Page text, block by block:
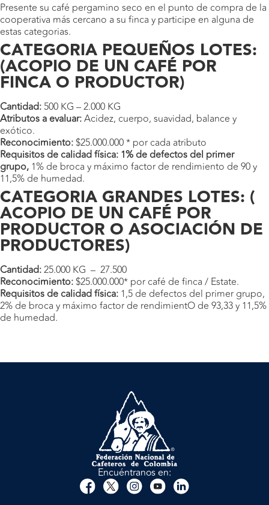
Presente su café pergamino seco en el punto de compra de la
cooperativa más cercano a su finca y participe en alguna de
estas categorias.
CATEGORIA PEQUEÑOS LOTES:
(ACOPIO DE UN CAFÉ POR
FINCA O PRODUCTOR)
Cantidad: 500 KG – 2.000 KG
Atributos a evaluar:Acidez, cuerpo, suavidad, balance y
exótico.
Reconocimiento:$25.000.000 * por cada atributo
Requisitos de calidad física: 1% de defectos del primer
grupo, 1% de broca y máximo factor de rendimiento de 90 y
11,5% de humedad.
CATEGORIA GRANDES LOTES: (
ACOPIO DE UN CAFÉ POR
PRODUCTOR O ASOCIACIÓN DE
PRODUCTORES)
Cantidad:25.000 KG – 27.500
Reconocimiento:$25.000.000* por café de finca / Estate.
Requisitos de calidad física: 1,5 de defectos del primer grupo,
2% de broca y máximo factor de rendimientO de 93,33 y 11,5%
de humedad.
Encuéntranos en: